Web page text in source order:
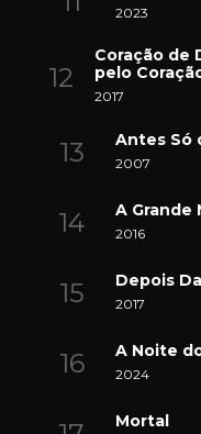
2023
Coração de
pelo
2017
Antes Só
2007
A Grande
2016
Depois
2017
A Noite
2024
Mortal